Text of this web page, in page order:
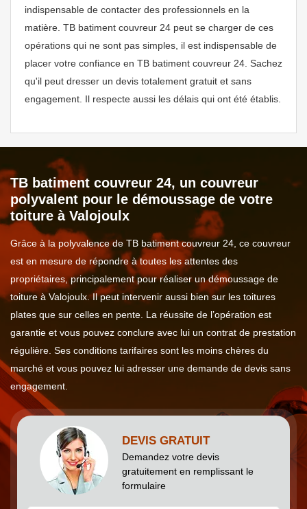
indispensable de contacter des professionnels en la
matière. TB batiment couvreur 24 peut se charger de ces
opérations qui ne sont pas simples, il est indispensable de
placer votre confiance en TB batiment couvreur 24. Sachez
qu'il peut dresser un devis totalement gratuit et sans
engagement. Il respecte aussi les délais qui ont été établis.
TB batiment couvreur 24, un couvreur
polyvalent pour le démoussage de votre
toiture à Valojoulx
Grâce à la polyvalence de TB batiment couvreur 24, ce couvreur
est en mesure de répondre à toutes les attentes des
propriétaires, principalement pour réaliser un démoussage de
toiture à Valojoulx. Il peut intervenir aussi bien sur les toitures
plates que sur celles en pente. La réussite de l’opération est
garantie et vous pouvez conclure avec lui un contrat de prestation
régulière. Ses conditions tarifaires sont les moins chères du
marché et vous pouvez lui adresser une demande de devis sans
engagement.
DEVIS GRATUIT
Demandez votre devis
gratuitement en remplissant le
formulaire